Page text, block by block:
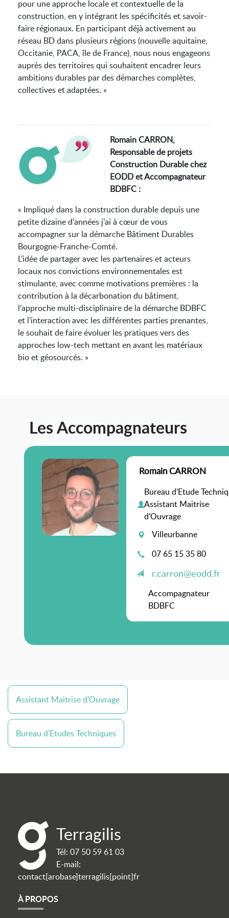
pour une approche locale et contextuelle de la
construction, en y intégrant les spécificités et savoir-
faire régionaux. En participant déjà activement au
réseau BD dans plusieurs régions (nouvelle aquitaine,
Occitanie, PACA, île de France), nous nous engageons
auprès des territoires qui souhaitent encadrer leurs
ambitions durables par des démarches complètes,
collectives et adaptées. »
Romain CARRON,
Responsable de projets
Construction Durable chez
EODD et Accompagnateur
BDBFC :
« Impliqué dans la construction durable depuis une
petite dizaine d’années j’ai à cœur de vous
accompagner sur la démarche Bâtiment Durables
Bourgogne-Franche-Comté.
L’idée de partager avec les partenaires et acteurs
locaux nos convictions environnementales est
stimulante, avec comme motivations premières : la
contribution à la décarbonation du bâtiment,
l’approche multi-disciplinaire de la démarche BDBFC
et l’interaction avec les différentes parties prenantes,
le souhait de faire évoluer les pratiques vers des
approches low-tech mettant en avant les matériaux
bio et géosourcés. »
Les Accompagnateurs
Romain CARRON
Bureau d’Etude
Assistant Maitrise
d’Ouvrage
Villeurbanne
07 65 15 35 80
r.carron@eodd.fr
Accompagnateur
BDBFC
Assistant Maitrise d'Ouvrage
Bureau d'Etudes Techniques
Terragilis
Tél: 07 50 59 61 03
E-mail:
contact[arobase]terragilis[point]fr
À PROPOS